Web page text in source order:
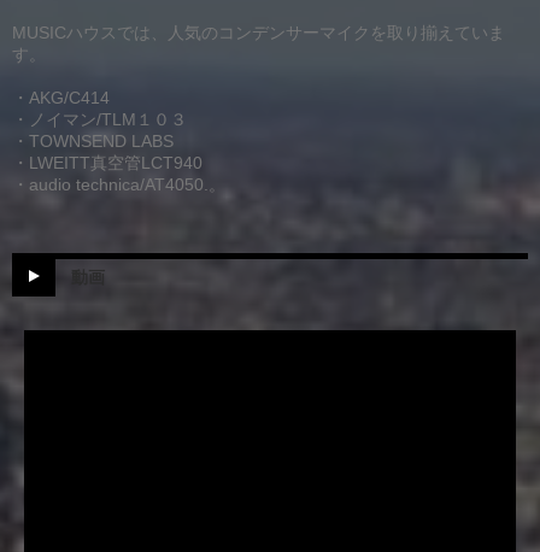
MUSICハウスでは、人気のコンデンサーマイクを取り揃えていま
す。
・AKG/C414
・ノイマン/TLM１０３
・TOWNSEND LABS
・LWEITT真空管LCT940
・audio technica/AT4050.。
動画